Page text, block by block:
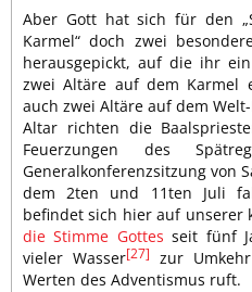
Aber Gott hat sich für den
Karmel“ doch zwei
herausgepickt, auf die ihr
zwei Altäre auf dem Karmel
auch zwei Altäre auf dem
Altar richten die
Feuerzungen des
Generalkonferenzsitzung von
dem 2ten und 11ten Juli
befindet sich hier auf unserer
die Stimme Gottes seit fünf
vieler Wasser[27]
zur
Werten des Adventismus ruft.